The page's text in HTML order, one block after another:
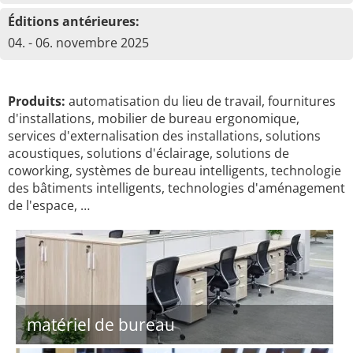
Éditions antérieures:
04. - 06. novembre 2025
Produits: automatisation du lieu de travail, fournitures
d'installations, mobilier de bureau ergonomique,
services d'externalisation des installations, solutions
acoustiques, solutions d'éclairage, solutions de
coworking, systèmes de bureau intelligents, technologie
des bâtiments intelligents, technologies d'aménagement
de l'espace, …
matériel de bureau